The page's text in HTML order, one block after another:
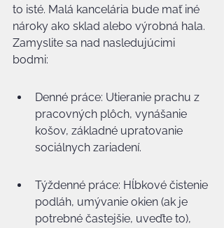
to isté. Malá kancelária bude mať iné
nároky ako sklad alebo výrobná hala.
Zamyslite sa nad nasledujúcimi
bodmi:
Denné práce: Utieranie prachu z
pracovných plôch, vynášanie
košov, základné upratovanie
sociálnych zariadení.
Týždenné práce: Hĺbkové čistenie
podláh, umývanie okien (ak je
potrebné častejšie, uveďte to),